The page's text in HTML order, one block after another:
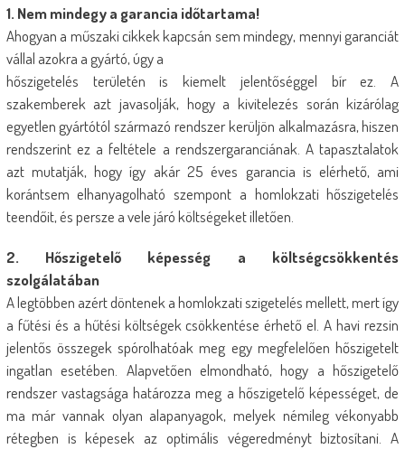
1. Nem mindegy a garancia időtartama!
Ahogyan a műszaki cikkek kapcsán sem mindegy, mennyi garanciát
vállal azokra a gyártó, úgy a
hőszigetelés területén is kiemelt jelentőséggel bír ez. A
szakemberek azt javasolják, hogy a kivitelezés során kizárólag
egyetlen gyártótól származó rendszer kerüljön alkalmazásra, hiszen
rendszerint ez a feltétele a rendszergaranciának. A tapasztalatok
azt mutatják, hogy így akár 25 éves garancia is elérhető, ami
korántsem elhanyagolható szempont a homlokzati hőszigetelés
teendőit, és persze a vele járó költségeket illetően.
2. Hőszigetelő képesség a költségcsökkentés
szolgálatában
A legtöbben azért döntenek a homlokzati szigetelés mellett, mert így
a fűtési és a hűtési költségek csökkentése érhető el. A havi rezsin
jelentős összegek spórolhatóak meg egy megfelelően hőszigetelt
ingatlan esetében. Alapvetően elmondható, hogy a hőszigetelő
rendszer vastagsága határozza meg a hőszigetelő képességet, de
ma már vannak olyan alapanyagok, melyek némileg vékonyabb
rétegben is képesek az optimális végeredményt biztosítani. A